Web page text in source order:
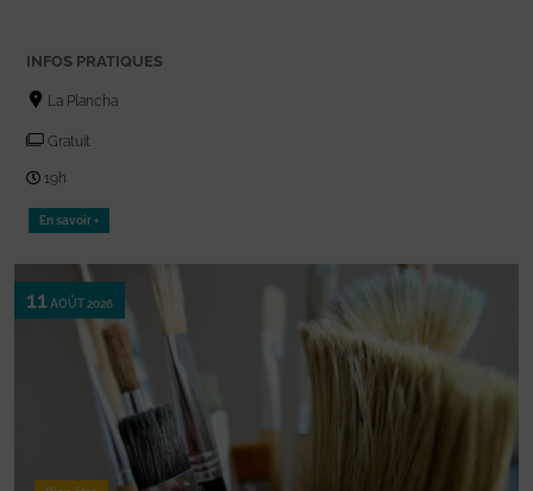
INFOS PRATIQUES
La Plancha
Gratuit
19h
En savoir +
11 AOÛT 2026